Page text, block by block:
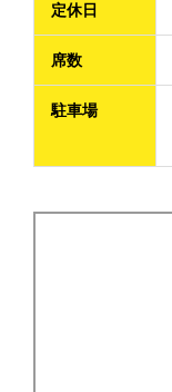
定休日
席数
駐車場